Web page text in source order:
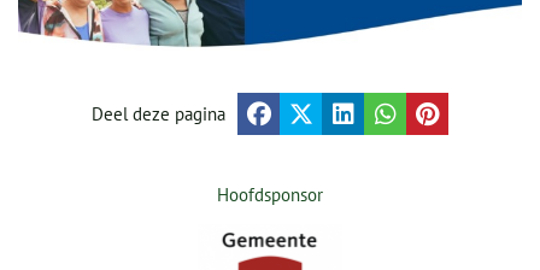
Deel deze pagina
Hoofdsponsor